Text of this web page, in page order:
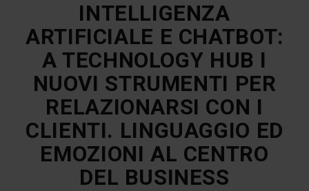
INTELLIGENZA
ARTIFICIALE E CHATBOT:
A TECHNOLOGY HUB I
NUOVI STRUMENTI PER
RELAZIONARSI CON I
CLIENTI. LINGUAGGIO ED
EMOZIONI AL CENTRO
DEL BUSINESS